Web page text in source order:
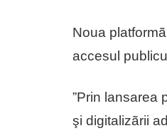
Noua
accesul
”Prin lansarea
şi digitalizãrii